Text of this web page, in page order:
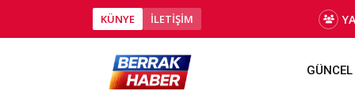
KÜNYE İLETİŞİM
GÜNCEL